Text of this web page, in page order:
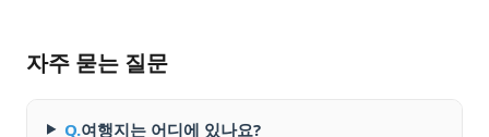
자주 묻는 질문
Q.여행지는 어디에 있나요?